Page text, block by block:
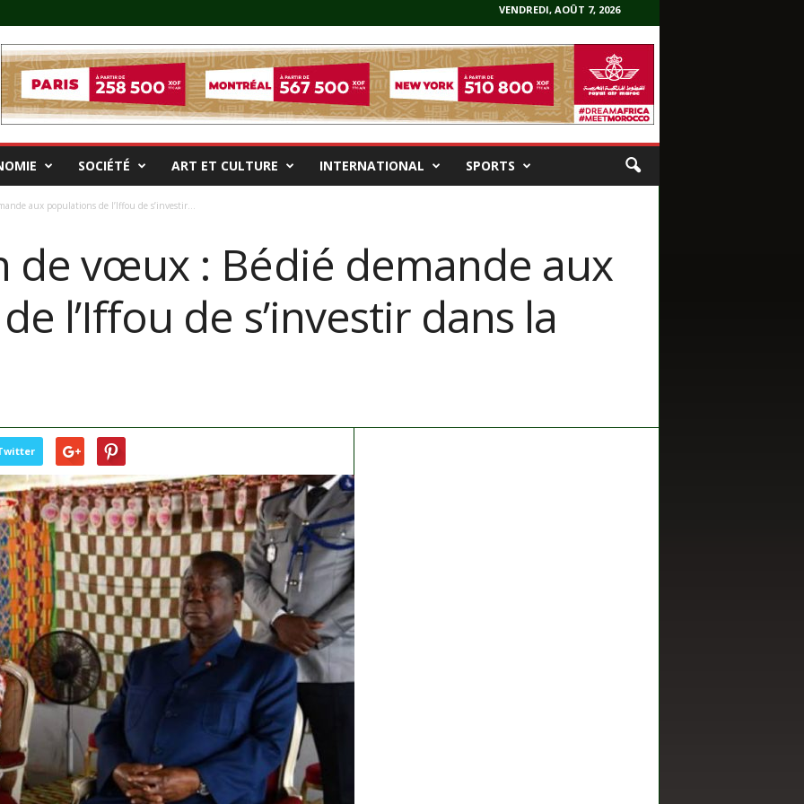
VENDREDI, AOÛT 7, 2026
SOCIÉTÉ ART ET CULTURE INTERNATIONAL SPORTS
aux populations de l’Iffou de s’investir...
de vœux : Bédié demande aux
l’Iffou de s’investir dans la